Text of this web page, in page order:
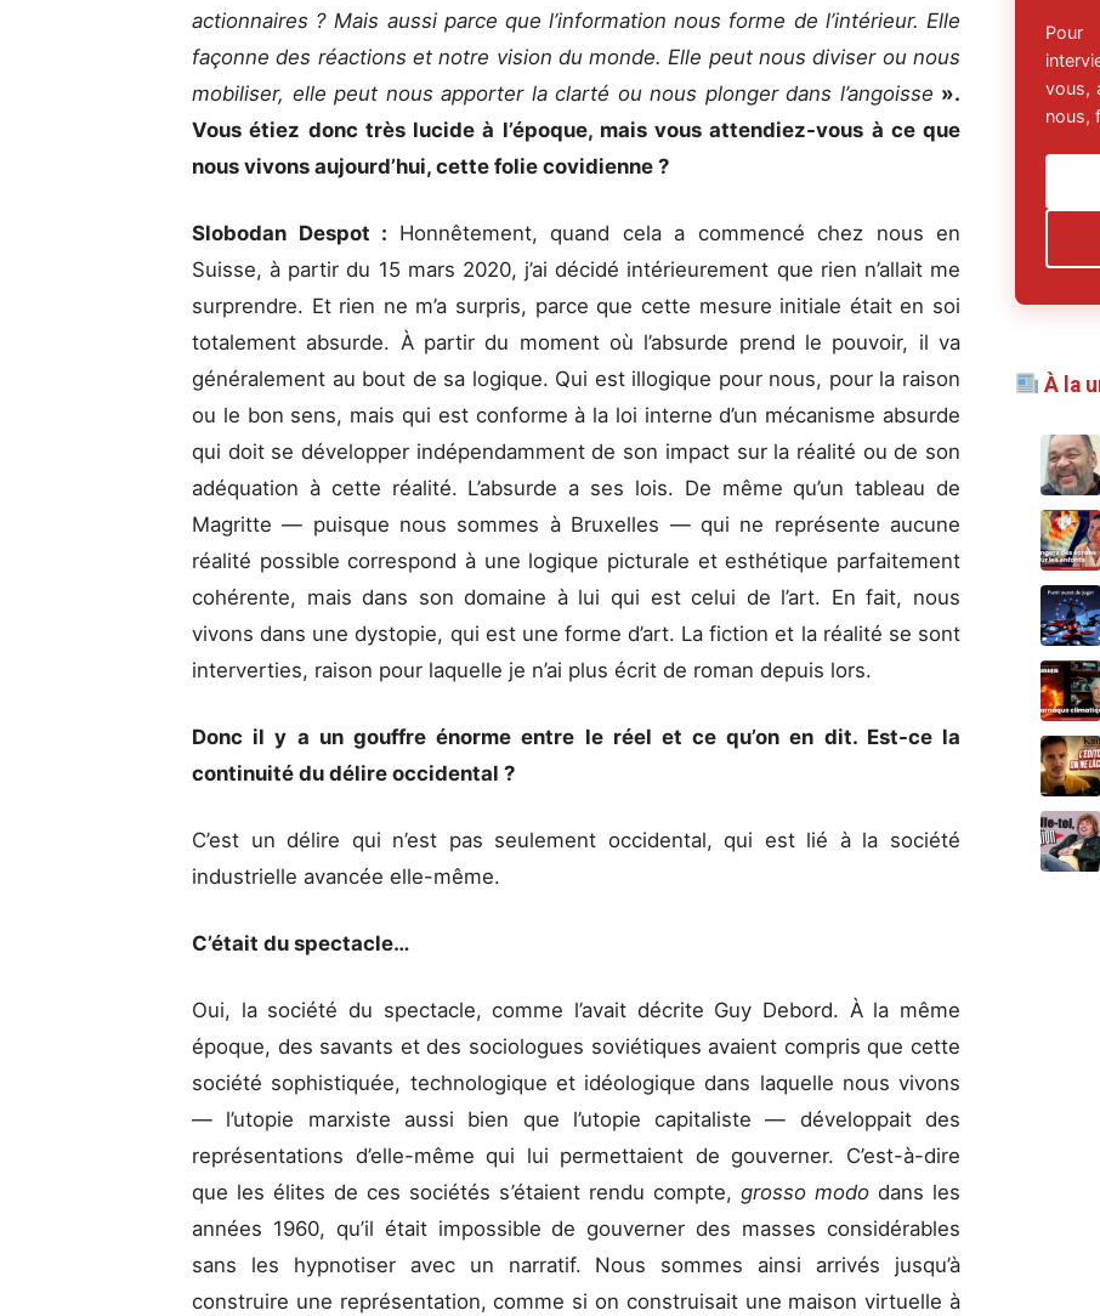
actionnaires ? Mais aussi parce que l’information nous forme de l’intérieur. Elle
façonne des réactions et notre vision du monde. Elle peut nous diviser ou nous
mobiliser, elle peut nous apporter la clarté ou nous plonger dans l’angoisse ».
Vous étiez donc très lucide à l’époque, mais vous attendiez-vous à ce que
nous vivons aujourd’hui, cette folie covidienne ?
Slobodan Despot : Honnêtement, quand cela a commencé chez nous en
Suisse, à partir du 15 mars 2020, j’ai décidé intérieurement que rien n’allait me
surprendre. Et rien ne m’a surpris, parce que cette mesure initiale était en soi
totalement absurde. À partir du moment où l’absurde prend le pouvoir, il va
généralement au bout de sa logique. Qui est illogique pour nous, pour la raison
ou le bon sens, mais qui est conforme à la loi interne d’un mécanisme absurde
qui doit se développer indépendamment de son impact sur la réalité ou de son
adéquation à cette réalité. L’absurde a ses lois. De même qu’un tableau de
Magritte — puisque nous sommes à Bruxelles — qui ne représente aucune
réalité possible correspond à une logique picturale et esthétique parfaitement
cohérente, mais dans son domaine à lui qui est celui de l’art. En fait, nous
vivons dans une dystopie, qui est une forme d’art. La fiction et la réalité se sont
interverties, raison pour laquelle je n’ai plus écrit de roman depuis lors.
Donc il y a un gouffre énorme entre le réel et ce qu’on en dit. Est-ce la
continuité du délire occidental ?
C’est un délire qui n’est pas seulement occidental, qui est lié à la société
industrielle avancée elle-même.
C’était du spectacle…
Oui, la société du spectacle, comme l’avait décrite Guy Debord. À la même
époque, des savants et des sociologues soviétiques avaient compris que cette
société sophistiquée, technologique et idéologique dans laquelle nous vivons
— l’utopie marxiste aussi bien que l’utopie capitaliste — développait des
représentations d’elle-même qui lui permettaient de gouverner. C’est-à-dire
que les élites de ces sociétés s’étaient rendu compte, grosso modo dans les
années 1960, qu’il était impossible de gouverner des masses considérables
sans les hypnotiser avec un narratif. Nous sommes ainsi arrivés jusqu’à
construire une représentation, comme si on construisait une maison virtuelle à
vous,
nous,
À la